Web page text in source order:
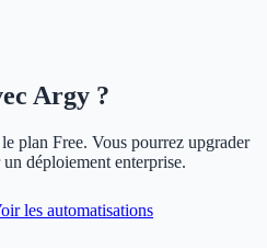
Argy ?
plan Free. Vous pourrez upgrader
déploiement enterprise.
les automatisations